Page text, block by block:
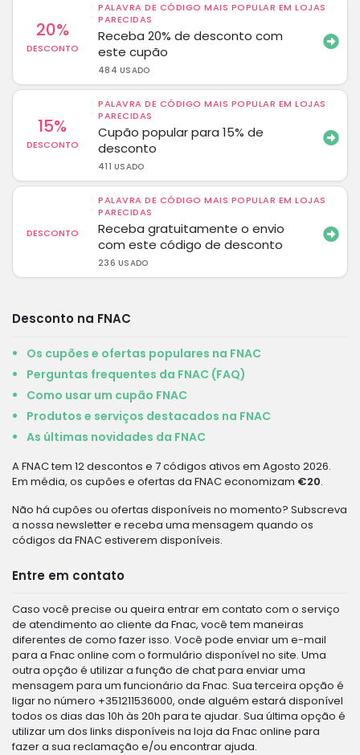
20%
DESCONTO
PALAVRA DE CÓDIGO MAIS POPULAR EM LOJAS
PARECIDAS
Receba 20% de desconto com
este cupão
484 USADO
15%
DESCONTO
PALAVRA DE CÓDIGO MAIS POPULAR EM LOJAS
PARECIDAS
Cupão popular para 15% de
desconto
411 USADO
DESCONTO
PALAVRA DE CÓDIGO MAIS POPULAR EM LOJAS
PARECIDAS
Receba gratuitamente o envio
com este código de desconto
236 USADO
Desconto na FNAC
Os cupões e ofertas populares na FNAC
Perguntas frequentes da FNAC (FAQ)
Como usar um cupão FNAC
Produtos e serviços destacados na FNAC
As últimas novidades da FNAC
A FNAC tem 12 descontos e 7 códigos ativos em Agosto 2026.
Em média, os cupões e ofertas da FNAC economizam €20.
Não há cupões ou ofertas disponíveis no momento? Subscreva
a nossa newsletter e receba uma mensagem quando os
códigos da FNAC estiverem disponíveis.
Entre em contato
Caso você precise ou queira entrar em contato com o serviço
de atendimento ao cliente da Fnac, você tem maneiras
diferentes de como fazer isso. Você pode enviar um e-mail
para a Fnac online com o formulário disponível no site. Uma
outra opção é utilizar a função de chat para enviar uma
mensagem para um funcionário da Fnac. Sua terceira opção é
ligar no número +351211536000, onde alguém estará disponível
todos os dias das 10h às 20h para te ajudar. Sua última opção é
utilizar um dos links disponíveis na loja da Fnac online para
fazer a sua reclamação e/ou encontrar ajuda.